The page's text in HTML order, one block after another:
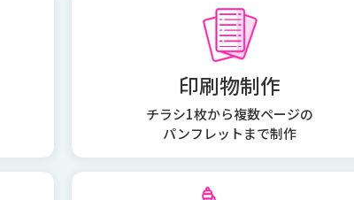
印刷物制作
チラシ1枚から複数ページの
パンフレットまで制作